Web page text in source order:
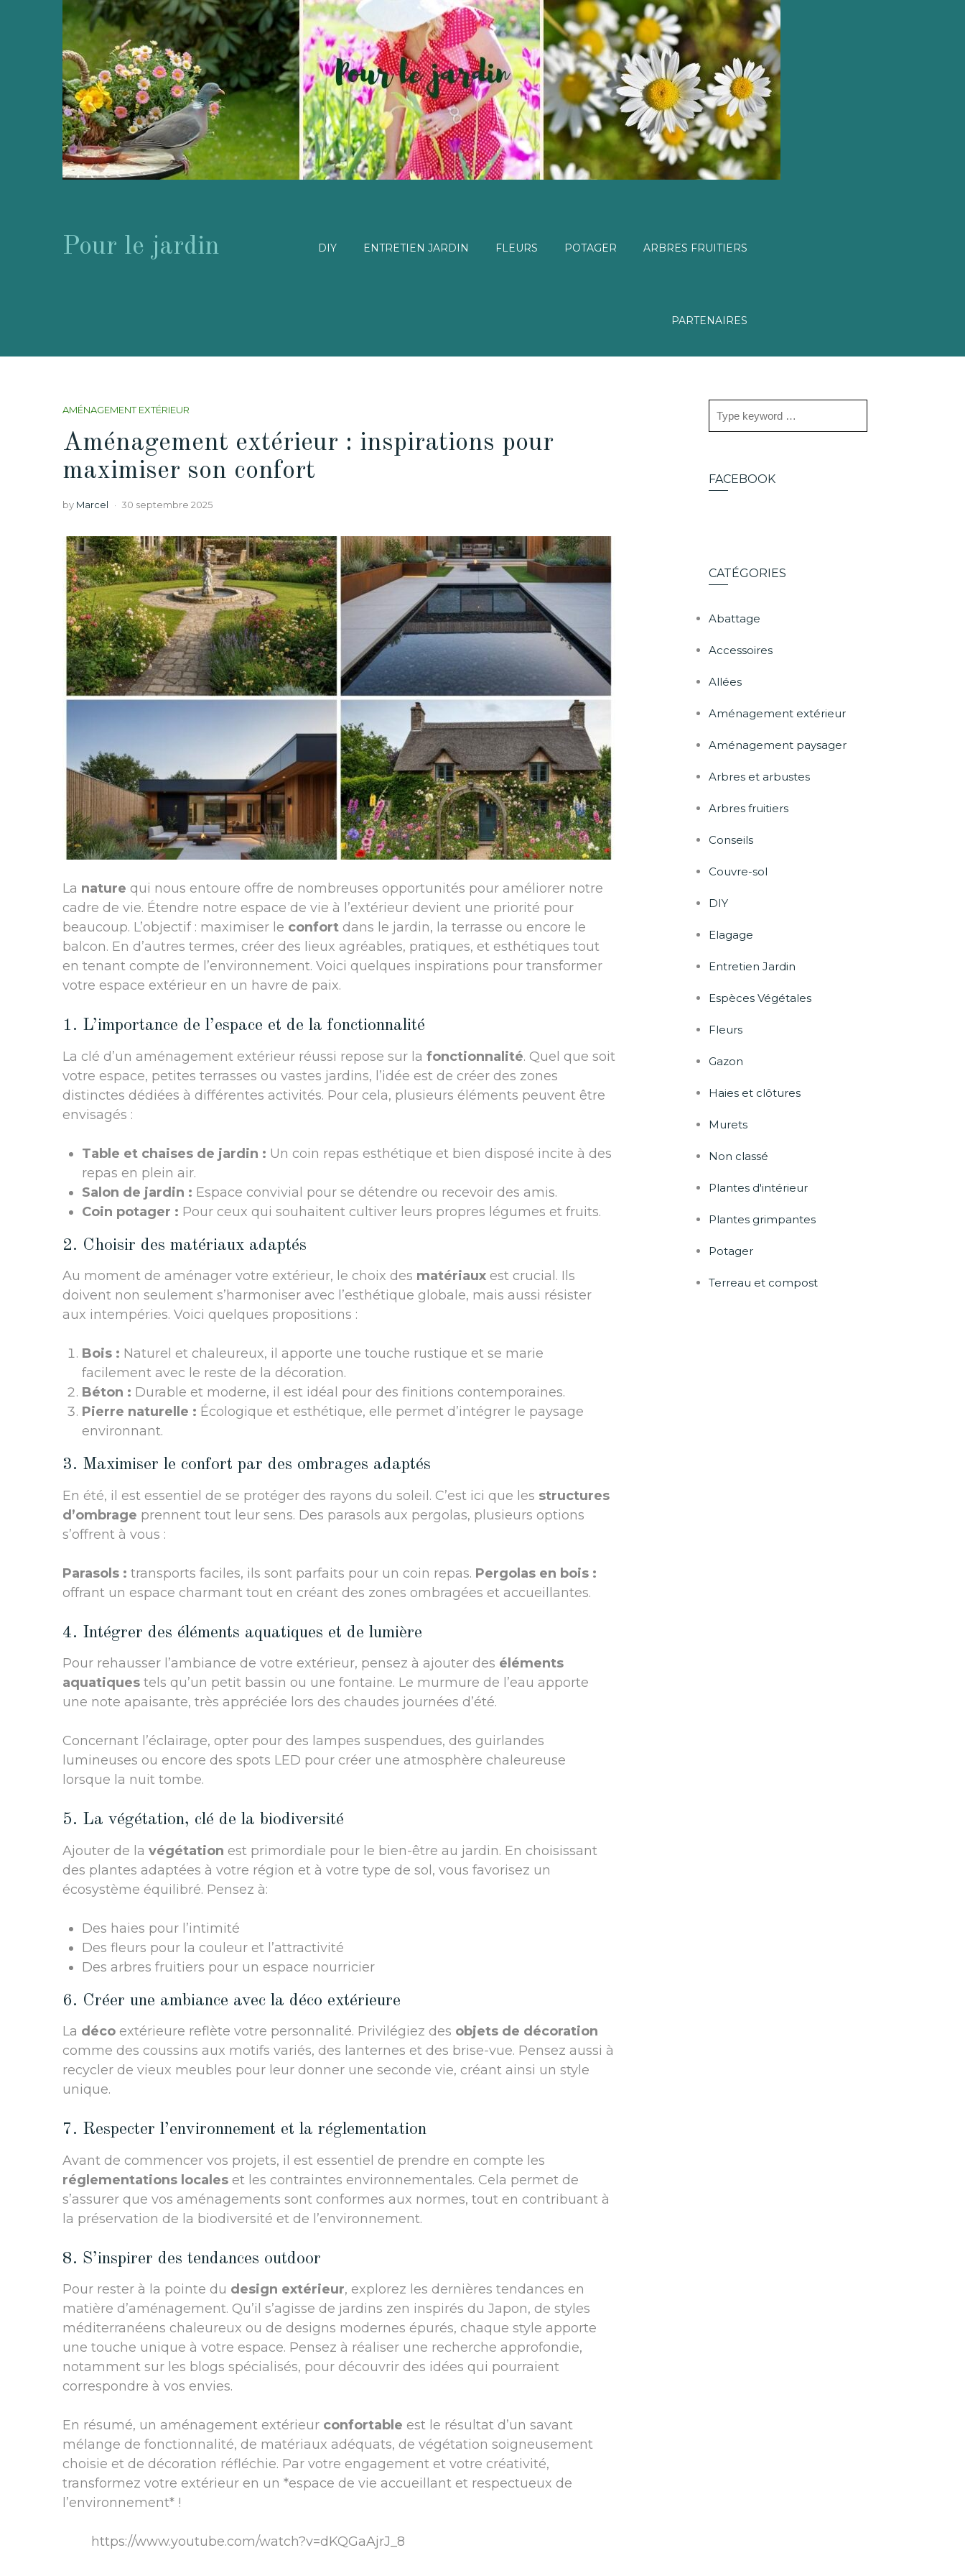
Pour le jardin DIY ENTRETIEN JARDIN FLEURS POTAGER ARBRES FRUITIERS
PARTENAIRES
AMÉNAGEMENT EXTÉRIEUR
Aménagement extérieur : inspirations pour
maximiser son confort
by Marcel 30 septembre 2025
La nature qui nous entoure offre de nombreuses opportunités pour améliorer notre
cadre de vie. Étendre notre espace de vie à l’extérieur devient une priorité pour
beaucoup. L’objectif : maximiser le confort dans le jardin, la terrasse ou encore le
balcon. En d’autres termes, créer des lieux agréables, pratiques, et esthétiques tout
en tenant compte de l’environnement. Voici quelques inspirations pour transformer
votre espace extérieur en un havre de paix.
1. L’importance de l’espace et de la fonctionnalité
La clé d’un aménagement extérieur réussi repose sur la fonctionnalité. Quel que soit
votre espace, petites terrasses ou vastes jardins, l’idée est de créer des zones
distinctes dédiées à différentes activités. Pour cela, plusieurs éléments peuvent être
envisagés :
Table et chaises de jardin : Un coin repas esthétique et bien disposé incite à des
repas en plein air.
Salon de jardin : Espace convivial pour se détendre ou recevoir des amis.
Coin potager : Pour ceux qui souhaitent cultiver leurs propres légumes et fruits.
2. Choisir des matériaux adaptés
Au moment de aménager votre extérieur, le choix des matériaux est crucial. Ils
doivent non seulement s’harmoniser avec l’esthétique globale, mais aussi résister
aux intempéries. Voici quelques propositions :
Bois : Naturel et chaleureux, il apporte une touche rustique et se marie
facilement avec le reste de la décoration.
Béton : Durable et moderne, il est idéal pour des finitions contemporaines.
Pierre naturelle : Écologique et esthétique, elle permet d’intégrer le paysage
environnant.
3. Maximiser le confort par des ombrages adaptés
En été, il est essentiel de se protéger des rayons du soleil. C’est ici que les structures
d’ombrage prennent tout leur sens. Des parasols aux pergolas, plusieurs options
s’offrent à vous :
Parasols : transports faciles, ils sont parfaits pour un coin repas. Pergolas en bois :
offrant un espace charmant tout en créant des zones ombragées et accueillantes.
4. Intégrer des éléments aquatiques et de lumière
Pour rehausser l’ambiance de votre extérieur, pensez à ajouter des éléments
aquatiques tels qu’un petit bassin ou une fontaine. Le murmure de l’eau apporte
une note apaisante, très appréciée lors des chaudes journées d’été.
Concernant l’éclairage, opter pour des lampes suspendues, des guirlandes
lumineuses ou encore des spots LED pour créer une atmosphère chaleureuse
lorsque la nuit tombe.
5. La végétation, clé de la biodiversité
Ajouter de la végétation est primordiale pour le bien-être au jardin. En choisissant
des plantes adaptées à votre région et à votre type de sol, vous favorisez un
écosystème équilibré. Pensez à:
Des haies pour l’intimité
Des fleurs pour la couleur et l’attractivité
Des arbres fruitiers pour un espace nourricier
6. Créer une ambiance avec la déco extérieure
La déco extérieure reflète votre personnalité. Privilégiez des objets de décoration
comme des coussins aux motifs variés, des lanternes et des brise-vue. Pensez aussi à
recycler de vieux meubles pour leur donner une seconde vie, créant ainsi un style
unique.
7. Respecter l’environnement et la réglementation
Avant de commencer vos projets, il est essentiel de prendre en compte les
réglementations locales et les contraintes environnementales. Cela permet de
s’assurer que vos aménagements sont conformes aux normes, tout en contribuant à
la préservation de la biodiversité et de l’environnement.
8. S’inspirer des tendances outdoor
Pour rester à la pointe du design extérieur, explorez les dernières tendances en
matière d’aménagement. Qu’il s’agisse de jardins zen inspirés du Japon, de styles
méditerranéens chaleureux ou de designs modernes épurés, chaque style apporte
une touche unique à votre espace. Pensez à réaliser une recherche approfondie,
notamment sur les blogs spécialisés, pour découvrir des idées qui pourraient
correspondre à vos envies.
En résumé, un aménagement extérieur confortable est le résultat d’un savant
mélange de fonctionnalité, de matériaux adéquats, de végétation soigneusement
choisie et de décoration réfléchie. Par votre engagement et votre créativité,
transformez votre extérieur en un *espace de vie accueillant et respectueux de
l’environnement* !
https://www.youtube.com/watch?v=dKQGaAjrJ_8
FACEBOOK
CATÉGORIES
Abattage
Accessoires
Allées
Aménagement extérieur
Aménagement paysager
Arbres et arbustes
Arbres fruitiers
Conseils
Couvre-sol
DIY
Elagage
Entretien Jardin
Espèces Végétales
Fleurs
Gazon
Haies et clôtures
Murets
Non classé
Plantes d'intérieur
Plantes grimpantes
Potager
Terreau et compost